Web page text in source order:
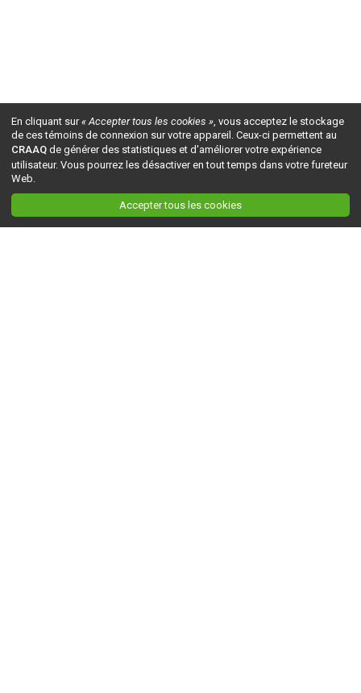
En cliquant sur« Accepter tous les cookies », vous acceptez le stockage
de ces témoins de connexion sur votre appareil. Ceux-ci permettent au
CRAAQ de générer des statistiques et d'améliorer votre expérience
utilisateur. Vous pourrez les désactiver en tout temps dans votre fureteur
Web.
Accepter tous les cookies